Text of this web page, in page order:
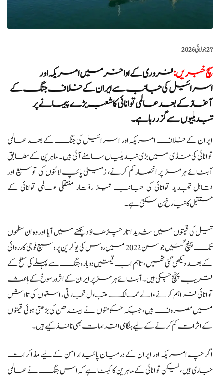
?️2 جولائی 2026
سچ خبریں:فروری کے اواخر میں امریکہ اور
اسرائیل کی جانب سے ایران کے خلاف جنگ کے
آغاز کے بعد عالمی توانائی کا شعبہ بڑے پیمانے پر
تبدیلیوں سے گزر رہا ہے۔
ایران کے خلاف امریکہ اور اسرائیل کی جنگ کے بعد عالمی
توانائی کی منڈی میں بڑی تبدیلیاں سامنے آئی ہیں۔ ماہرین کے مطابق
آبنائے ہرمز پر انحصار کم کرنے، زمینی پائپ لائنوں کی توسیع اور
قابل تجدید توانائی کی جانب تیز رفتار منتقلی عالمی توانائی کے
مستقبل کا نیا رخ بن سکتی ہے۔
تیل کی قیمتوں میں شدید اتار چڑھاؤ دیکھنے میں آیا اور وہ ان سطحوں
تک پہنچ گئیں جو سن 2022 میں روس کی یوکرین پر وسیع فوجی کارروائی
کے بعد دیکھی گئی تھیں، تاہم اب قیمتیں دوبارہ جنگ سے پہلے کی سطح کے
قریب پہنچ چکی ہیں۔ آبنائے ہرمز پر ایران کے اثر و رسوخ کے باعث
توانائی فراہم کرنے والے ممالک متبادل تجارتی راستوں کی تلاش
میں مصروف ہیں، جبکہ حکومتوں نے ایندھن کی بڑھتی ہوئی قیمتوں
کے اثرات کم کرنے کے لیے ہنگامی اقدامات بھی نافذ کیے ہیں۔
اگرچہ امریکہ اور ایران کے درمیان پائیدار امن کے لیے مذاکرات
جاری ہیں، لیکن توانائی کے ماہرین کا کہنا ہے کہ اس جنگ نے عالمی